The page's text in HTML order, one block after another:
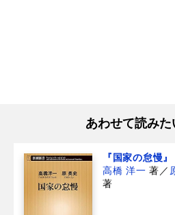
あわせて読み
『国家の怠慢』
高橋 洋一 著／
著